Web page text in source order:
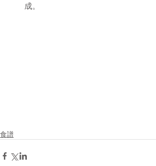
成。
食譜